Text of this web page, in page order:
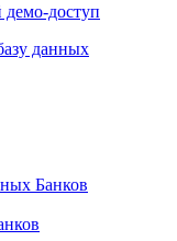
демо-доступ
данных
Банков